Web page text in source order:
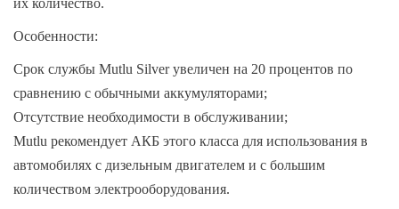
их количество.
Особенности:
Срок службы Mutlu Silver увеличен на 20 процентов по
сравнению с обычными аккумуляторами;
Отсутствие необходимости в обслуживании;
Mutlu рекомендует АКБ этого класса для использования в
автомобилях с дизельным двигателем и с большим
количеством электрооборудования.